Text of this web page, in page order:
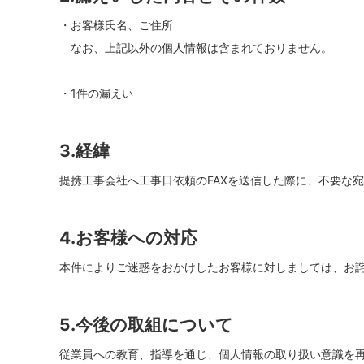
・お客様氏名、ご住所
なお、上記以外の個人情報は含まれておりません。
・1件の漏えい
3.経緯
提携工事会社へ工事日依頼のFAXを送信した際に、不要な
4.お客様への対応
本件によりご迷惑をおかけしたお客様に対しましては、
5.今後の取組について
従業員への教育、指導を通じ、個人情報の取り扱い意識